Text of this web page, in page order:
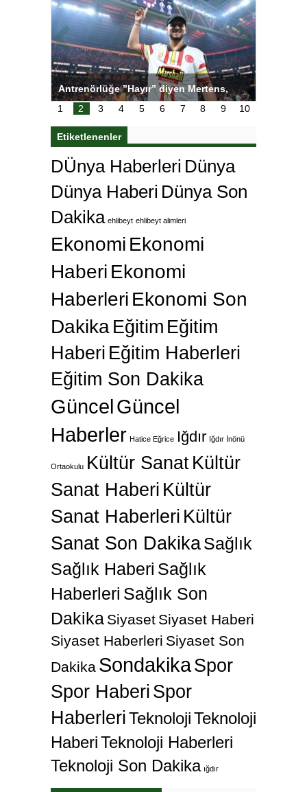
Antrenörlüğe ”Hayır” diyen Mertens,
Galatasaray’dan bakın ne istedi
1
2 3 4 5 6 7 8 9 10
Etiketlenenler
DÜnya Haberleri Dünya
Dünya Haberi Dünya Son
Dakika ehlibeyt ehlibeyt alimleri
Ekonomi Ekonomi
Haberi Ekonomi
Haberleri Ekonomi Son
Dakika Eğitim Eğitim
Haberi Eğitim Haberleri
Eğitim Son Dakika
GüncelGüncel
Haberler Hatice Eğrice Iğdır Iğdır İnönü
Ortaokulu Kültür SanatKültür
Sanat Haberi Kültür
Sanat Haberleri Kültür
Sanat Son DakikaSağlık
Sağlık Haberi Sağlık
Haberleri Sağlık Son
Dakika Siyaset Siyaset Haberi
Siyaset Haberleri Siyaset Son
Dakika SondakikaSpor
Spor Haberi Spor
HaberleriTeknolojiTeknoloji
HaberiTeknoloji Haberleri
Teknoloji Son Dakika ığdır